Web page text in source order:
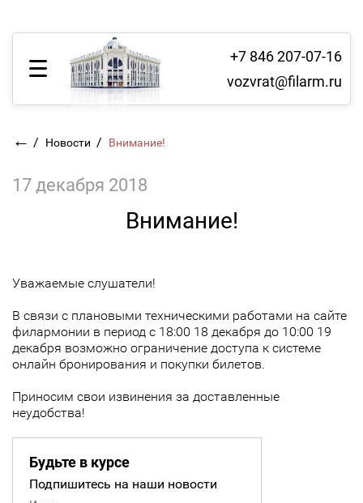
+7 846 207-07-16
vozvrat@filarm.ru
← / Новости / Внимание!
17 декабря 2018
Внимание!
Уважаемые слушатели!
В связи с плановыми техническими работами на сайте
филармонии в период с 18:00 18 декабря до 10:00 19
декабря возможно ограничение доступа к системе
онлайн бронирования и покупки билетов.
Приносим свои извинения за доставленные
неудобства!
Будьте в курсе
Подпишитесь на наши новости